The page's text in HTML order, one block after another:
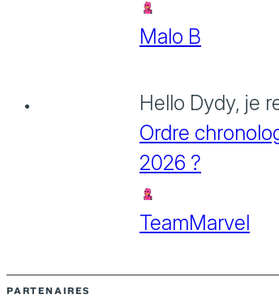
Malo B
Hello Dydy, je
Ordre
2026 ?
TeamMarvel
PARTENAIRES